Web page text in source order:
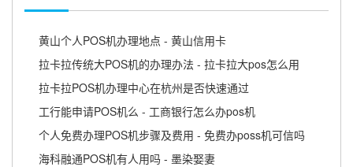
黄山个人POS机办理地点 - 黄山信用卡
拉卡拉传统大POS机的办理办法 - 拉卡拉大pos怎么用
拉卡拉POS机办理中心在杭州是否快速通过
工行能申请POS机么 - 工商银行怎么办pos机
个人免费办理POS机步骤及费用 - 免费办poss机可信吗
海科融通POS机有人用吗 - 墨染娶妻